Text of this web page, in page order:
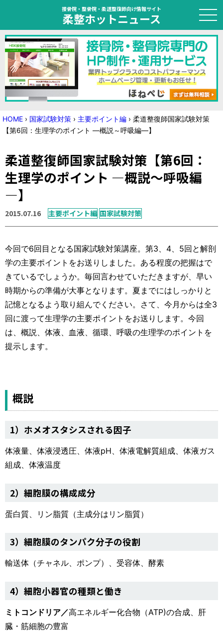
接骨院・整骨院・柔道整復師向け情報サイト
柔整ホットニュース
HOME
トピック
ニュース
国家試験対策
学会・セミナー情報
運営元 お問い合わせ
HOME › 国家試験対策 › 主要ポイント編 › 柔道整復師国家試験対策
【第6回：生理学のポイント ―概説～呼吸編―】
柔道整復師国家試験対策【第6回：
生理学のポイント ―概説～呼吸編
―】
2015.07.16 主要ポイント編 国家試験対策
今回で6回目となる国家試験対策講座。第3、4、5回と解剖
学の主要ポイントをお送りしました。ある程度の把握はで
きているでしょうか。毎回言わせていただきますが、早い
時期からの準備が大事となります。夏までにはしっかりと
記憶となるよう取り組んでください。さて、今月からは全3
回に渡って生理学の主要ポイントをお送りします。今回
は、概説、体液、血液、循環、呼吸の生理学のポイントを
提示します。
概説
1）ホメオスタシスされる因子
体液量、体液浸透圧、体液pH、体液電解質組成、体液ガス
組成、体液温度
2）細胞膜の構成成分
蛋白質、リン脂質（主成分はリン脂質）
3）細胞膜のタンパク分子の役割
輸送体（チャネル、ポンプ）、受容体、酵素
4）細胞小器官の種類と働き
ミトコンドリア／高エネルギー化合物（ATP)の合成、肝
臓・筋細胞の豊富